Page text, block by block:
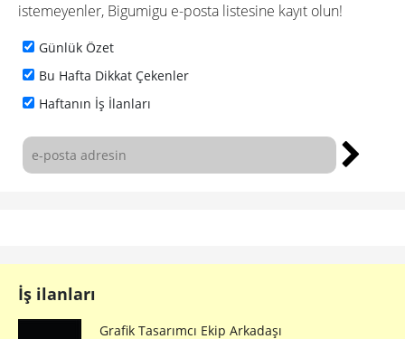
istemeyenler, Bigumigu e-posta listesine kayıt olun!
Günlük Özet
Bu Hafta Dikkat Çekenler
Haftanın İş İlanları
İş ilanları
Grafik Tasarımcı Ekip Arkadaşı